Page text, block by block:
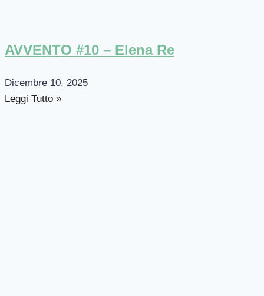
AVVENTO #10 – Elena Re
Dicembre 10, 2025
Leggi Tutto »